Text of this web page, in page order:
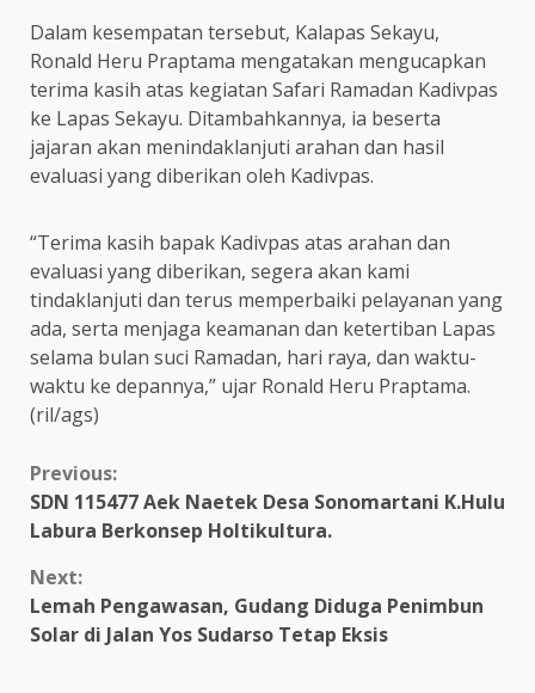
Dalam kesempatan tersebut, Kalapas Sekayu,
Ronald Heru Praptama mengatakan mengucapkan
terima kasih atas kegiatan Safari Ramadan Kadivpas
ke Lapas Sekayu. Ditambahkannya, ia beserta
jajaran akan menindaklanjuti arahan dan hasil
evaluasi yang diberikan oleh Kadivpas.
“Terima kasih bapak Kadivpas atas arahan dan
evaluasi yang diberikan, segera akan kami
tindaklanjuti dan terus memperbaiki pelayanan yang
ada, serta menjaga keamanan dan ketertiban Lapas
selama bulan suci Ramadan, hari raya, dan waktu-
waktu ke depannya,” ujar Ronald Heru Praptama.
(ril/ags)
Continue
Reading
Previous:
SDN 115477 Aek Naetek Desa Sonomartani K.Hulu
Labura Berkonsep Holtikultura.
Next:
Lemah Pengawasan, Gudang Diduga Penimbun
Solar di Jalan Yos Sudarso Tetap Eksis